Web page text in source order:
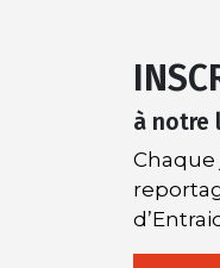
à notre
Chaque